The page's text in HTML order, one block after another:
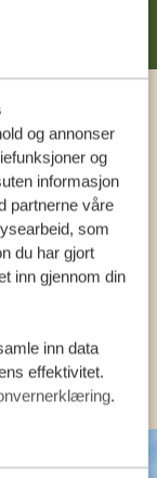
og annonser
og
informasjon
partnerne våre
som
du har gjort
inn gjennom din
inn data
effektivitet.
.
Å HJELPE